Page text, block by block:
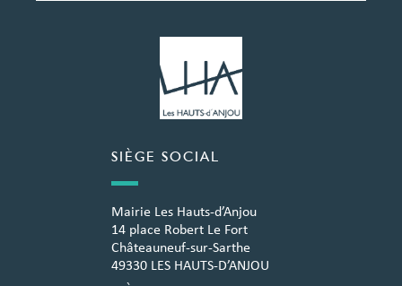
SIÈGE SOCIAL
Mairie Les Hauts-d’Anjou
14 place Robert Le Fort
Châteauneuf-sur-Sarthe
49330 LES HAUTS-D’ANJOU